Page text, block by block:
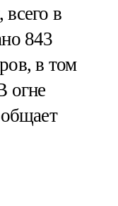
в
843
в том
огне